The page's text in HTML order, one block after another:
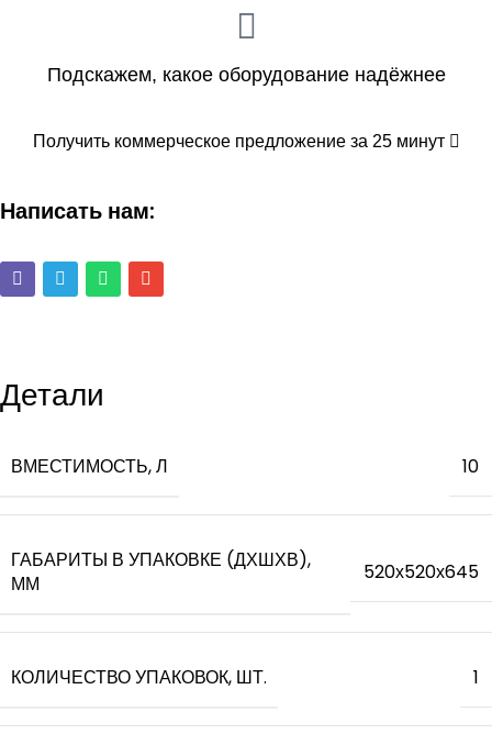
Подскажем, какое оборудование надёжнее
Получить коммерческое предложение за 25 минут
Написать нам:
Детали
ВМЕСТИМОСТЬ, Л 10
ГАБАРИТЫ В УПАКОВКЕ (ДХШХВ),
ММ
520х520х645
КОЛИЧЕСТВО УПАКОВОК, ШТ. 1